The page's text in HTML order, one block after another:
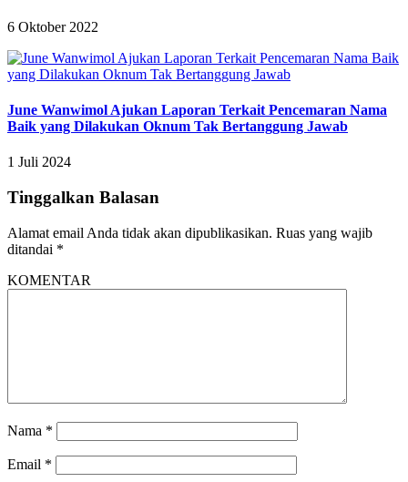
6 Oktober 2022
June Wanwimol Ajukan Laporan Terkait Pencemaran Nama
Baik yang Dilakukan Oknum Tak Bertanggung Jawab
1 Juli 2024
Tinggalkan Balasan
Alamat email Anda tidak akan dipublikasikan. Ruas yang wajib
ditandai *
KOMENTAR
Nama *
Email *